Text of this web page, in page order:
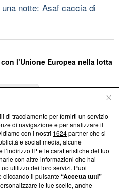
notte: Asaf caccia di
l’Unione Europea nella lotta
trasparenti su Blasting
e su come ci impegniamo a
la nostra aderenza a
Blasting News non è
ma ha richiesto di farne
effettuato una verifica di
di tracciamento per fornirti un servizio
di navigazione e per analizzare il
con i nostri 1624partner che si
e social media, alcune
IP e le caratteristiche del tuo
con altre informazioni che hai
utilizzo dei loro servizi. Puoi
cliccando il pulsante“Accetta tutti”
le tue scelte, anche